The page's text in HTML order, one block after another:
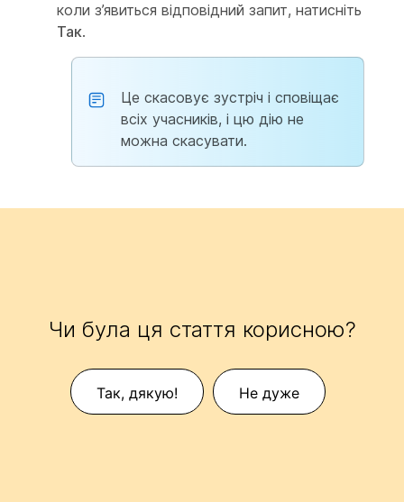
коли з’явиться відповідний запит, натисніть
Так.
Це скасовує зустріч і сповіщає
всіх учасників, і цю дію не
можна скасувати.
Чи була ця стаття корисною?
Так, дякую! Не дуже